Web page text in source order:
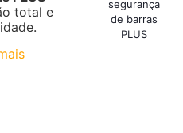
total e